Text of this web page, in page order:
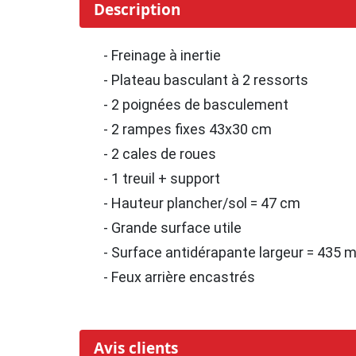
Description
- Freinage à inertie
- Plateau basculant à 2 ressorts
- 2 poignées de basculement
- 2 rampes fixes 43x30 cm
- 2 cales de roues
- 1 treuil + support
- Hauteur plancher/sol = 47 cm
- Grande surface utile
- Surface antidérapante largeur = 435
- Feux arrière encastrés
Avis clients